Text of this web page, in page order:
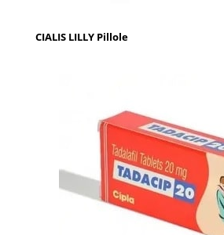
CIALIS LILLY Pillole